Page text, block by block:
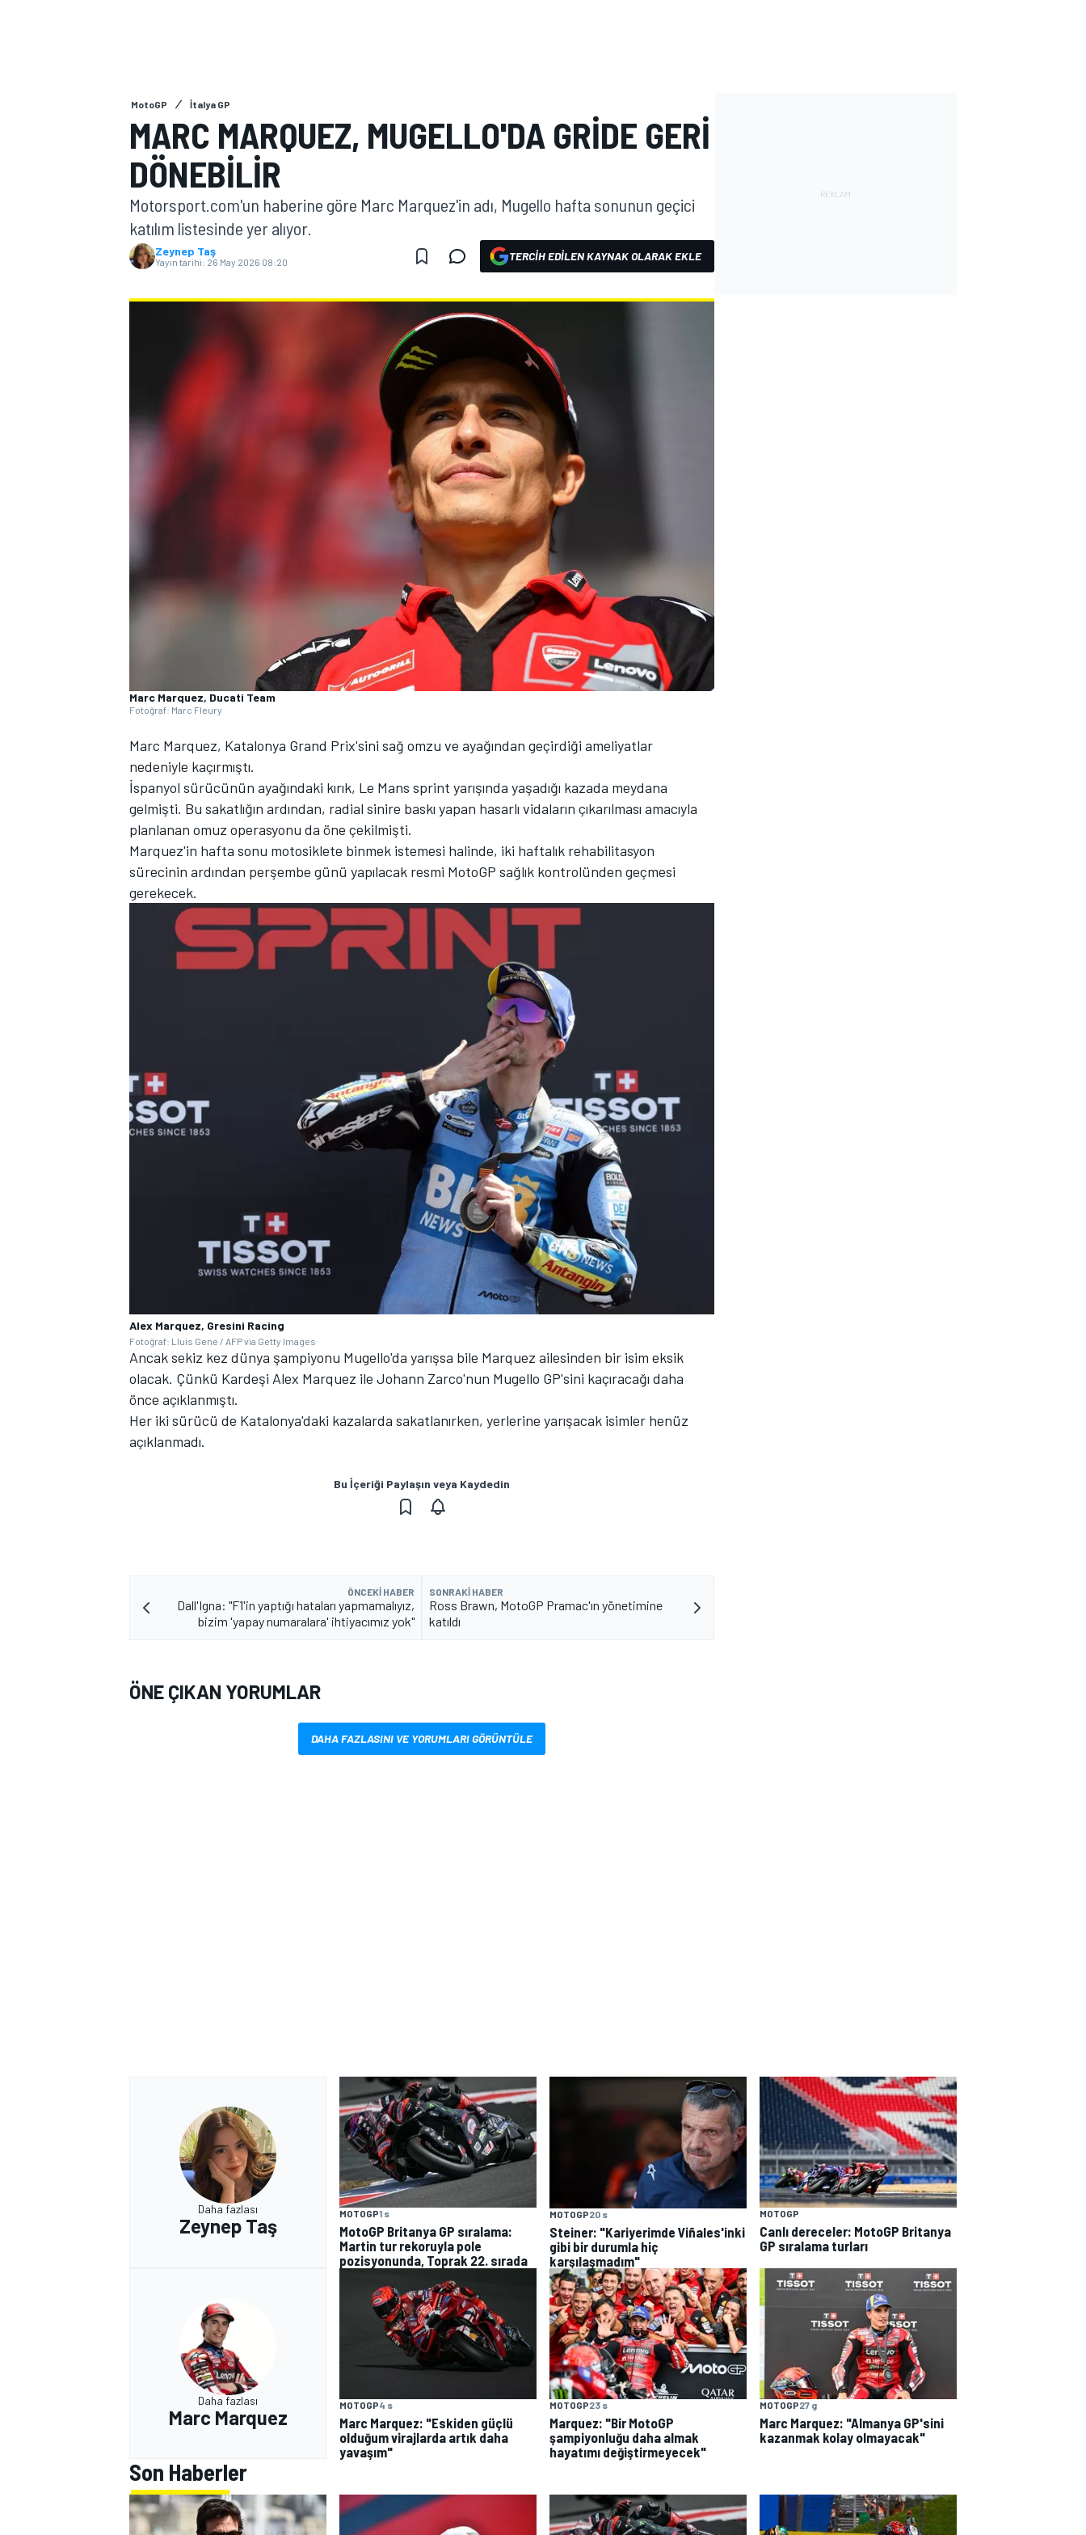
WORLD SUPERBIKE
TÜRK SPORCULAR
MOTOSİKLET
MotoGP İtalya GP
MARC MARQUEZ, MUGELLO'DA GRIDE GERI
DÖNEBILIR
Motorsport.com'un haberine göre Marc Marquez'in adı, Mugello hafta sonunun geçici
katılım listesinde yer alıyor.
Zeynep Taş
Yayın tarihi: 26 May 2026 08:20 TERCIH EDILEN KAYNAK OLARAK EKLE
Marc Marquez, Ducati Team
Fotoğraf: Marc Fleury
Marc Marquez, Katalonya Grand Prix'sini sağ omzu ve ayağından geçirdiği ameliyatlar
nedeniyle kaçırmıştı.
İspanyol sürücünün ayağındaki kırık, Le Mans sprint yarışında yaşadığı kazada meydana
gelmişti. Bu sakatlığın ardından, radial sinire baskı yapan hasarlı vidaların çıkarılması amacıyla
planlanan omuz operasyonu da öne çekilmişti.
Marquez'in hafta sonu motosiklete binmek istemesi halinde, iki haftalık rehabilitasyon
sürecinin ardından perşembe günü yapılacak resmi MotoGP sağlık kontrolünden geçmesi
gerekecek.
Alex Marquez, Gresini Racing
Fotoğraf: Lluis Gene / AFP via Getty Images
Ancak sekiz kez dünya şampiyonu Mugello'da yarışsa bile Marquez ailesinden bir isim eksik
olacak. Çünkü Kardeşi Alex Marquez ile Johann Zarco'nun Mugello GP'sini kaçıracağı daha
önce açıklanmıştı.
Her iki sürücü de Katalonya'daki kazalarda sakatlanırken, yerlerine yarışacak isimler henüz
açıklanmadı.
Bu İçeriği Paylaşın veya Kaydedin
ÖNCEKI HABER
Dall'Igna: "F1'in yaptığı hataları yapmamalıyız,
bizim 'yapay numaralara' ihtiyacımız yok"
SONRAKI HABER
Ross Brawn, MotoGP Pramac'ın yönetimine
katıldı
ÖNE ÇIKAN YORUMLAR
DAHA FAZLASINI VE YORUMLARI GÖRÜNTÜLE
Daha fazlası
Zeynep Taş
MOTOGP1 s
MotoGP Britanya GP sıralama:
Martin tur rekoruyla pole
pozisyonunda, Toprak 22. sırada
MOTOGP20 s
Steiner: "Kariyerimde Viñales'inki
gibi bir durumla hiç
karşılaşmadım"
MOTOGP
Canlı dereceler: MotoGP Britanya
GP sıralama turları
Daha fazlası
Marc Marquez
MOTOGP4 s
Marc Marquez: "Eskiden güçlü
olduğum virajlarda artık daha
yavaşım"
MOTOGP23 s
Marquez: "Bir MotoGP
şampiyonluğu daha almak
hayatımı değiştirmeyecek"
MOTOGP27 g
Marc Marquez: "Almanya GP'sini
kazanmak kolay olmayacak"
Son Haberler